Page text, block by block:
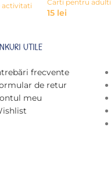
activitati Carti pentru adulti
15 lei
UTILE
frecvente
de retur
meu